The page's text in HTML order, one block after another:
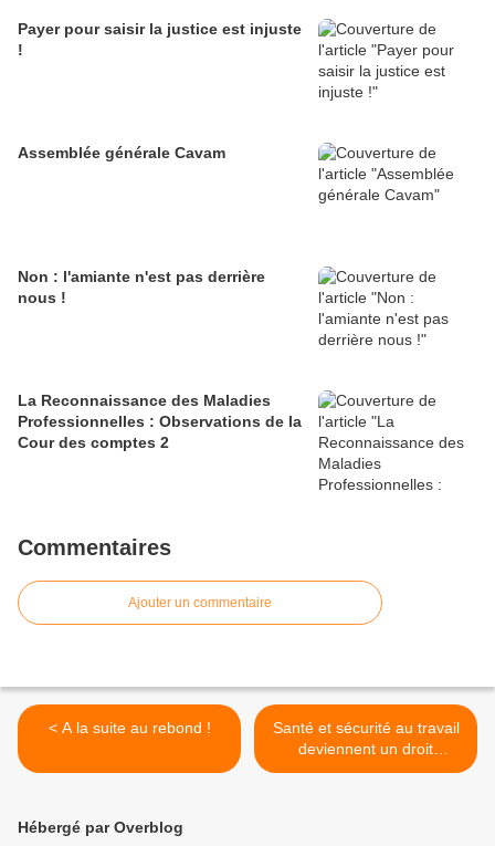
Payer pour saisir la justice est injuste
!
Assemblée générale Cavam
Non : l'amiante n'est pas derrière
nous !
La Reconnaissance des Maladies
Professionnelles : Observations de la
Cour des comptes 2
Commentaires
Ajouter un commentaire
< A la suite au rebond !
Santé et sécurité au travail
deviennent un droit
fondamental . . . >
Hébergé par Overblog